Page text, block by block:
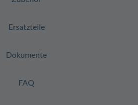
Ersatzteile
Dokumente
FAQ